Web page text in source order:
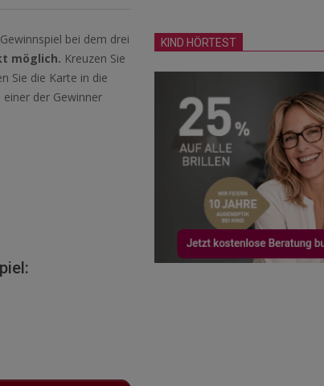
bei dem drei
möglich. Kreuzen Sie
Sie die Karte in die
der Gewinner
KIND HÖRTEST